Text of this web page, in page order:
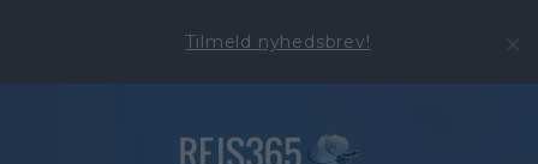
Tilmeld nyhedsbrev!